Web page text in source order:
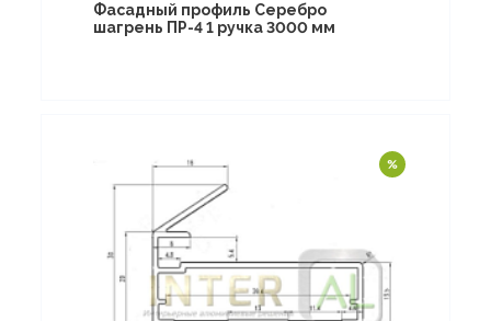
Фасадный профиль Серебро
шагрень ПР-4 1 ручка 3000 мм